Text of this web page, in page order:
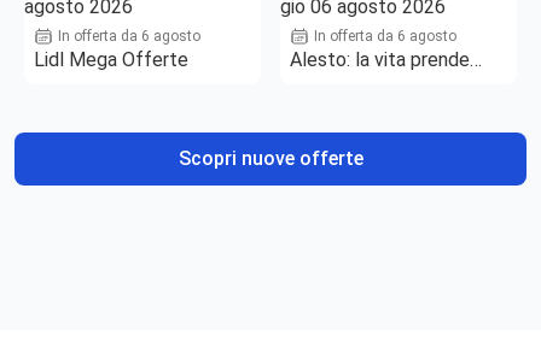
In offerta da 6 agosto
Lidl Mega Offerte
In offerta da 6 agosto
Alesto: la vita prende
Scopri nuove offerte